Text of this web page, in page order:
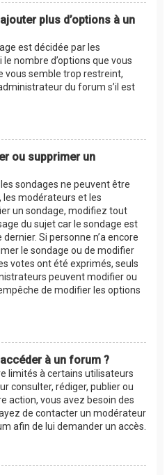
plus d’options à un
est décidée par les
nombre d’options que vous
vous semble trop restreint,
du forum s’il est
ou supprimer un
sondages ne peuvent être
les modérateurs et les
un sondage, modifiez tout
du sujet car le sondage est
Si personne n’a encore
le sondage ou de modifier
votes ont été exprimés, seuls
peuvent modifier ou
de modifier les options
à un forum ?
limités à certains utilisateurs
consulter, rédiger, publier ou
action, vous avez besoin des
de contacter un modérateur
afin de lui demander un accès.